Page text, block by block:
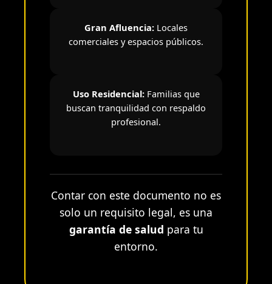
Gran Afluencia: Locales
comerciales y espacios públicos.
Uso Residencial:Familias que
buscan tranquilidad con respaldo
profesional.
Contar con este documento no es
solo un requisito legal, es una
garantía de salud para tu
entorno.